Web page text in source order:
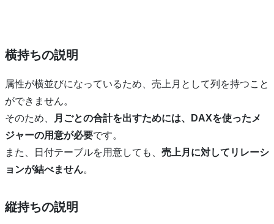
横持ちの説明
属性が横並びになっているため、売上月として列を持つこと
ができません。
そのため、
月ごとの合計を出すためには、DAXを使ったメ
ジャーの用意が必要です。
また、日付テーブルを用意しても、 売上月に対してリレーシ
ョンが結べません。
縦持ちの説明